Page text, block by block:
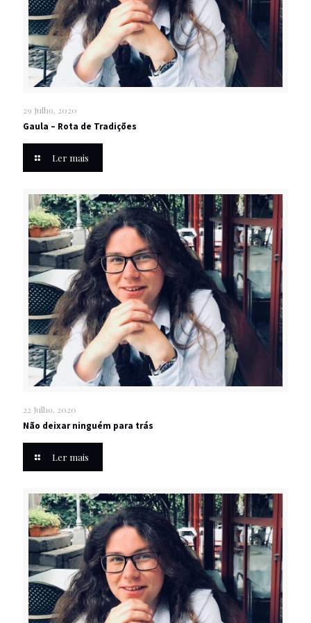
29 Julho, 2020
Gaula – Rota de Tradições
Ler mais
22 Julho, 2020
Não deixar ninguém para trás
Ler mais